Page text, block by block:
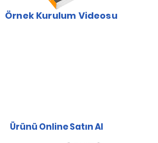
Örnek Kurulum Videosu
Ürünü Online Satın Al